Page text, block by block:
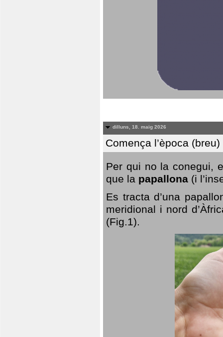
dilluns, 18. maig 2026
Comença l’època
Per qui no la conegui,
que la papallona (i
Es tracta d’una
meridional i nord
(Fig.1).